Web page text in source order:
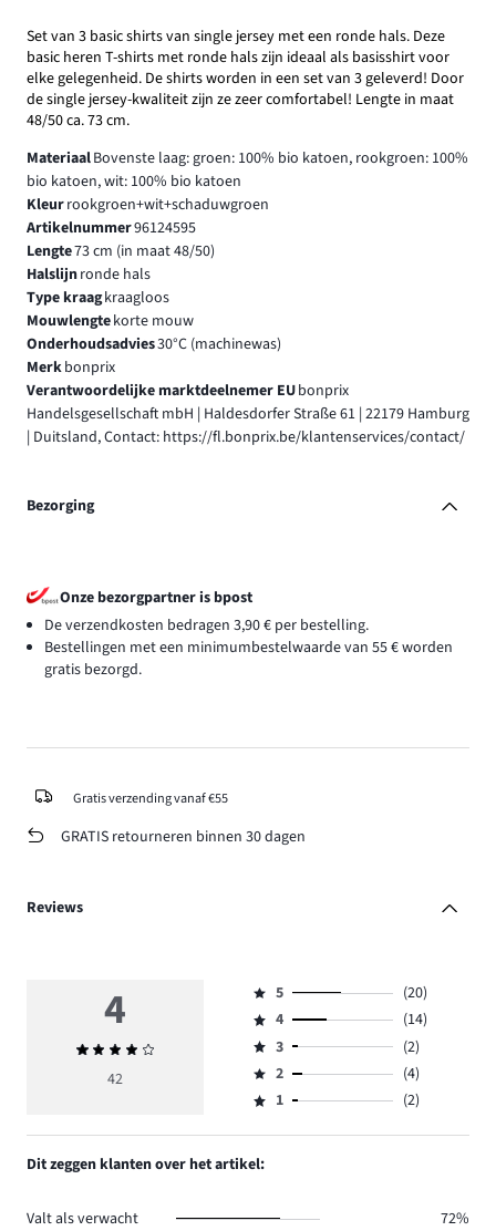
Set van 3 basic shirts van single jersey met een ronde hals. Deze
basic heren T-shirts met ronde hals zijn ideaal als basisshirt voor
elke gelegenheid. De shirts worden in een set van 3 geleverd! Door
de single jersey-kwaliteit zijn ze zeer comfortabel! Lengte in maat
48/50 ca. 73 cm.
MateriaalBovenste laag: groen: 100% bio katoen, rookgroen: 100%
bio katoen, wit: 100% bio katoen
Kleurrookgroen+wit+schaduwgroen
Artikelnummer96124595
Lengte73 cm (in maat 48/50)
Halslijnronde hals
Type kraagkraagloos
Mouwlengtekorte mouw
Onderhoudsadvies30°C (machinewas)
Merkbonprix
Verantwoordelijke marktdeelnemer EUbonprix
Handelsgesellschaft mbH | Haldesdorfer Straße 61 | 22179 Hamburg
| Duitsland, Contact: https://fl.bonprix.be/klantenservices/contact/
Bezorging
Onze bezorgpartner is bpost
De verzendkosten bedragen 3,90 € per bestelling.
Bestellingen met een minimumbestelwaarde van 55 € worden
gratis bezorgd.
Gratis verzending vanaf €55
GRATIS retourneren binnen 30 dagen
Reviews
4
Gemiddelde
beoordeling
42
Beoordeling
5,
aantal
reviews
20.
5
(20)
Beoordeling
4,
aantal
reviews
4
(14)
Beoordeling
3,
aantal
3
(2)
Beoordeling
2,
4.
2
(4)
Beoordeling
1,
aantal
reviews
1 (2)
Dit zeggen klanten over het artikel:
Valt als verwacht
72%